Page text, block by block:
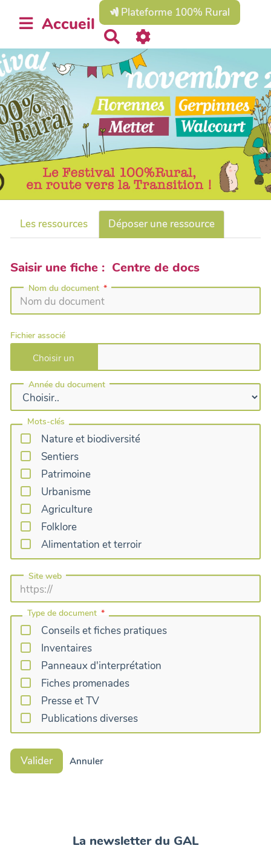
Accueil
Plateforme 100% Rural
e
c
h
e
r
c
r
Les ressources Déposer une ressource
Saisir une fiche : Centre de docs
Nom du document
Fichier associé
Année du document
Mots-clés
Nature et biodiversité
Sentiers
Patrimoine
Urbanisme
Agriculture
Folklore
Alimentation et terroir
Site web
Type de document
Conseils et fiches pratiques
Inventaires
Panneaux d'interprétation
Fiches promenades
Presse et TV
Publications diverses
Valider Annuler
La newsletter du GAL